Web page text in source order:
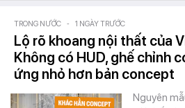
TRONG NƯỚC - 1 NGÀY TRƯỚC
Lộ rõ khoang nội thất của
Không có HUD, ghế chỉnh
ứng nhỏ hơn bản concept
Nguyên